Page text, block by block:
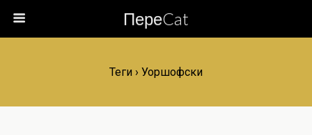
ПереCat
Теги › Уоршофски